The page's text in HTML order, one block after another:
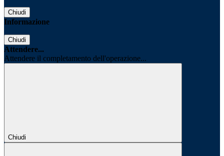
Chiudi
Informazione
Chiudi
Attendere...
Attendere il completamento dell'operazione...
Chiudi